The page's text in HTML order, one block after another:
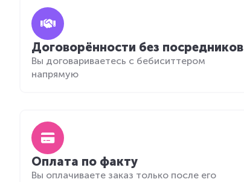
Договорённости без посредников
Вы договариваетесь с бебиситтером
напрямую
Оплата по факту
Вы оплачиваете заказ только после его